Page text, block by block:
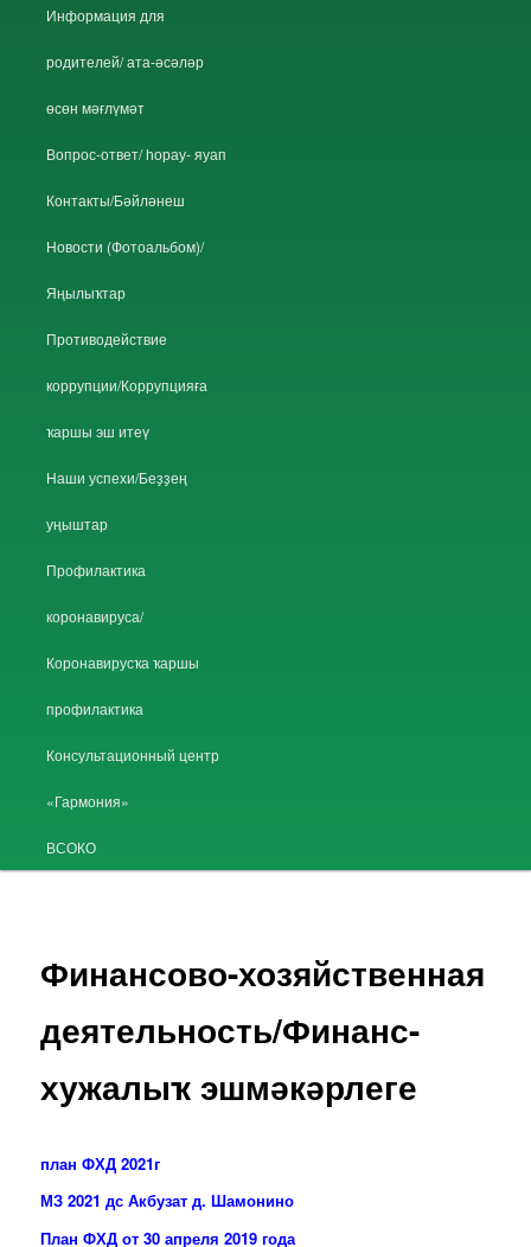
Информация для
родителей/ ата-әсәләр
өсөн мәғлүмәт
Вопрос-ответ/ һорау- яуап
Контакты/Бәйләнеш
Новости (Фотоальбом)/
Яңылыҡтар
Противодействие
коррупции/Коррупцияға
ҡаршы эш итеү
Наши успехи/Беҙҙең
уңыштар
Профилактика
коронавируса/
Коронавирусҡа ҡаршы
профилактика
Консультационный центр
«Гармония»
ВСОКО
Финансово-хозяйственная
деятельность/Финанс-
хужалыҡ эшмәкәрлеге
план ФХД 2021г
МЗ 2021 дс Акбузат д. Шамонино
План ФХД от 30 апреля 2019 года